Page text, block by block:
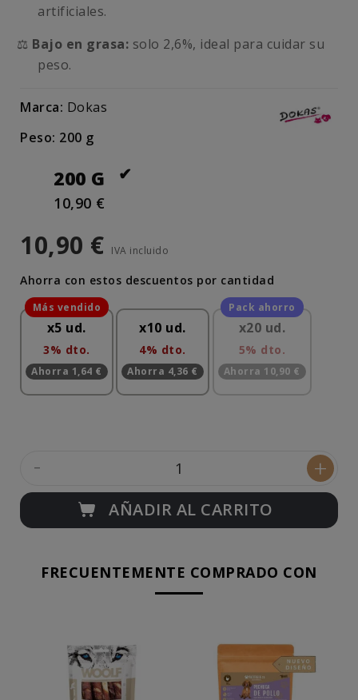
artificiales.
⚖️ Bajo en grasa: solo 2,6%, ideal para cuidar su
peso.
Marca: Dokas
Peso: 200 g
200 G
10,90 €
10,90 € IVA incluido
Ahorra con estos descuentos por cantidad
x5 ud.
3% dto.
Ahorra 1,64 €
x10 ud.
4% dto.
Ahorra 4,36 €
x20 ud.
5% dto.
Ahorra 10,90 €
- +
AÑADIR AL CARRITO
FRECUENTEMENTE COMPRADO CON